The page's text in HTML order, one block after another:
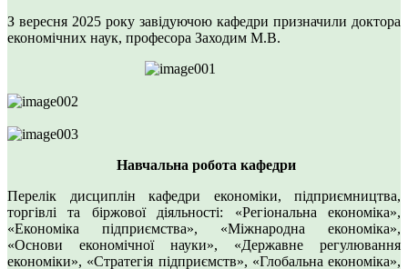
З вересня 2025 року завідуючою кафедри призначили доктора
економічних наук, професора Заходим М.В.
Навчальна робота кафедри
Перелік дисциплін кафедри економіки, підприємництва,
торгівлі та біржової діяльності: «Регіональна економіка»,
«Економіка підприємства», «Міжнародна економіка»,
«Основи економічної науки», «Державне регулювання
економіки», «Стратегія підприємств», «Глобальна економіка»,